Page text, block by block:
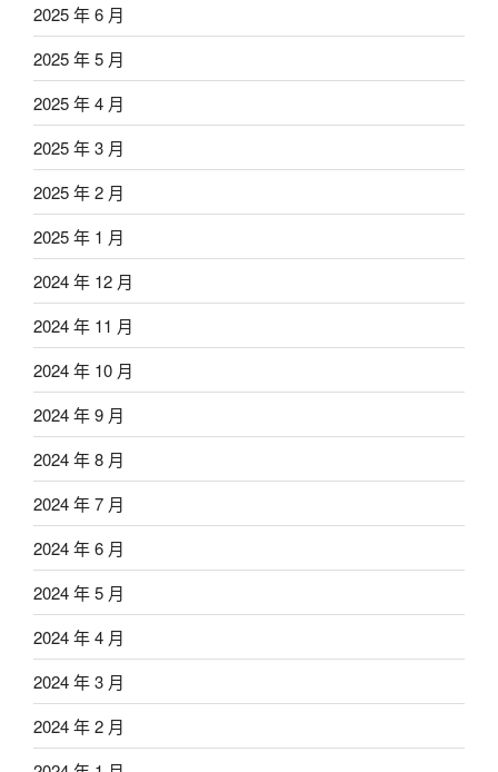
2025 年 6 月
2025 年 5 月
2025 年 4 月
2025 年 3 月
2025 年 2 月
2025 年 1 月
2024 年 12 月
2024 年 11 月
2024 年 10 月
2024 年 9 月
2024 年 8 月
2024 年 7 月
2024 年 6 月
2024 年 5 月
2024 年 4 月
2024 年 3 月
2024 年 2 月